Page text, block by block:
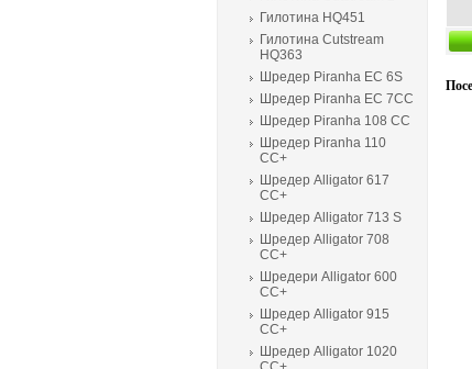
Гилотина HQ451
Гилотина Cutstream
HQ363
Шредер Piranha EC 6S
Шредер Piranha EC 7CC
Шредер Piranha 108 CC
Шредер Piranha 110
CC+
Шредер Alligator 617
CC+
Шредер Alligator 713 S
Шредер Alligator 708
CC+
Шредери Alligator 600
CC+
Шредер Alligator 915
CC+
Шредер Alligator 1020